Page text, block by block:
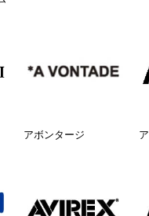
アボンタージ